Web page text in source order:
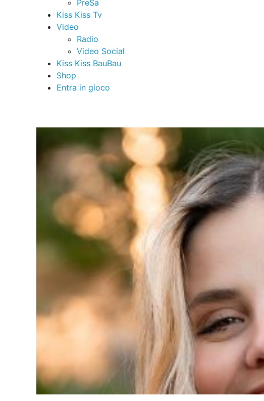
PreSa
Kiss Kiss Tv
Video
Radio
Video Social
Kiss Kiss BauBau
Shop
Entra in gioco